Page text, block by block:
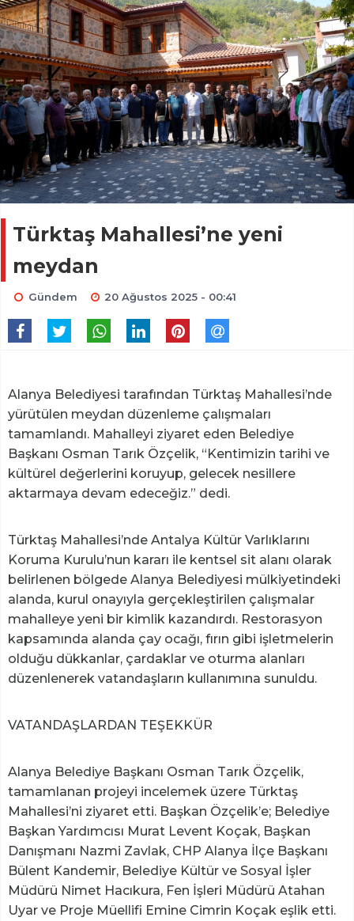
Türktaş Mahallesi’ne yeni
meydan
Gündem 20 Ağustos 2025 - 00:41
Alanya Belediyesi tarafından Türktaş Mahallesi’nde
yürütülen meydan düzenleme çalışmaları
tamamlandı. Mahalleyi ziyaret eden Belediye
Başkanı Osman Tarık Özçelik, “Kentimizin tarihi ve
kültürel değerlerini koruyup, gelecek nesillere
aktarmaya devam edeceğiz.” dedi.
Türktaş Mahallesi’nde Antalya Kültür Varlıklarını
Koruma Kurulu’nun kararı ile kentsel sit alanı olarak
belirlenen bölgede Alanya Belediyesi mülkiyetindeki
alanda, kurul onayıyla gerçekleştirilen çalışmalar
mahalleye yeni bir kimlik kazandırdı. Restorasyon
kapsamında alanda çay ocağı, fırın gibi işletmelerin
olduğu dükkanlar, çardaklar ve oturma alanları
düzenlenerek vatandaşların kullanımına sunuldu.
VATANDAŞLARDAN TEŞEKKÜR
Alanya Belediye Başkanı Osman Tarık Özçelik,
tamamlanan projeyi incelemek üzere Türktaş
Mahallesi’ni ziyaret etti. Başkan Özçelik’e; Belediye
Başkan Yardımcısı Murat Levent Koçak, Başkan
Danışmanı Nazmi Zavlak, CHP Alanya İlçe Başkanı
Bülent Kandemir, Belediye Kültür ve Sosyal İşler
Müdürü Nimet Hacıkura, Fen İşleri Müdürü Atahan
Uyar ve Proje Müellifi Emine Cimrin Koçak eşlik etti.